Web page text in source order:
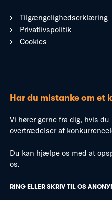
Tilgængelighedserklæring
Privatlivspolitik
Cookies
Har du mistanke om et
Vi hører gerne fra dig, hvis
overtrædelser af
Du kan hjælpe os med at
os.
RING ELLER SKRIV TIL OS